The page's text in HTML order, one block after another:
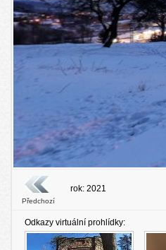
Předchozí
rok: 2021
Odkazy virtuální prohlídky: